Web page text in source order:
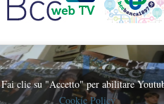
Fai clic su "Accetto" per abilitare
Cookie Policy